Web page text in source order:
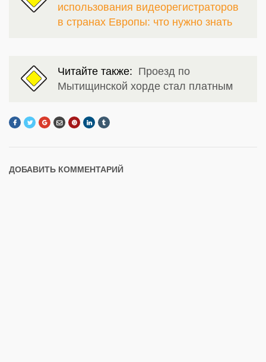
использования видеорегистраторов
в странах Европы: что нужно знать
Читайте также: Проезд по
Мытищинской хорде стал платным
ДОБАВИТЬ КОММЕНТАРИЙ